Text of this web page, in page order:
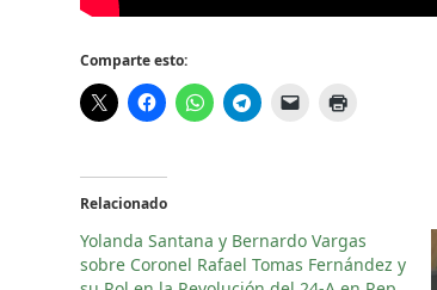
Comparte esto:
Relacionado
Yolanda Santana y Bernardo Vargas
sobre Coronel Rafael Tomas Fernández y